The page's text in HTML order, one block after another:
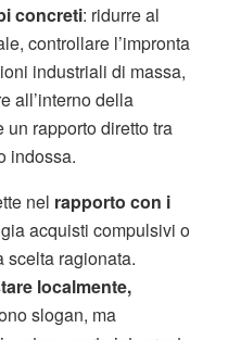
concreti: ridurre al
controllare l’impronta
industriali di massa,
all’interno della
un rapporto diretto tra
indossa.
nel rapporto con i
acquisti compulsivi o
scelta ragionata.
localmente,
slogan, ma